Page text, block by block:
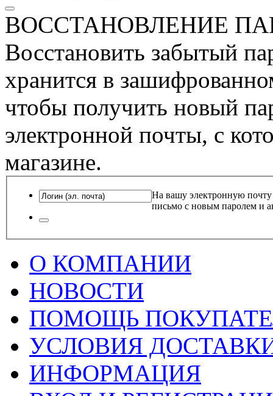
ВОССТАНОВЛЕНИЕ
Восстановить забытый
хранится в
чтобы получить новый
электронной почты, с
магазине.
На вашу электронную почту
письмо с новым паролем и
О КОМПАНИИ
НОВОСТИ
ПОМОЩЬ
УСЛОВИЯ
ИНФОРМАЦИЯ